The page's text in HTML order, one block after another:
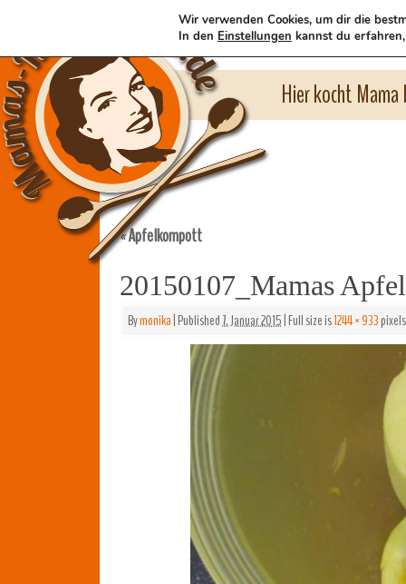
Hier kocht
«Apfelkompott
20150107_Mamas
Bymonika|Published7. Januar 2015|Full size is1244 × 933pixels
Wir verwenden Cookies, um dir die
In den Einstellungen kannst du